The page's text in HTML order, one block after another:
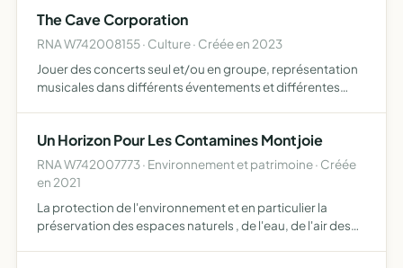
The Cave Corporation
RNA W742008155 · Culture · Créée en 2023
Jouer des concerts seul et/ou en groupe, représentation
musicales dans différents éventements et différentes
Un Horizon Pour Les Contamines Montjoie
RNA W742007773 · Environnement et patrimoine · Créée
en 2021
La protection de l'environnement et en particulier la
préservation des espaces naturels , de l'eau, de l'air des